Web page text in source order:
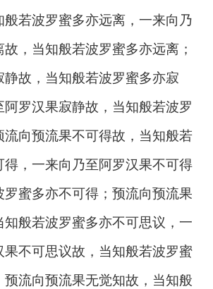
若波罗蜜多亦远离，一来向乃
，当知般若波罗蜜多亦远离；
故，当知般若波罗蜜多亦寂
罗汉果寂静故，当知般若波罗
向预流果不可得故，当知般若
，一来向乃至阿罗汉果不可得
蜜多亦不可得；预流向预流果
般若波罗蜜多亦不可思议，一
不可思议故，当知般若波罗蜜
预流向预流果无觉知故，当知般